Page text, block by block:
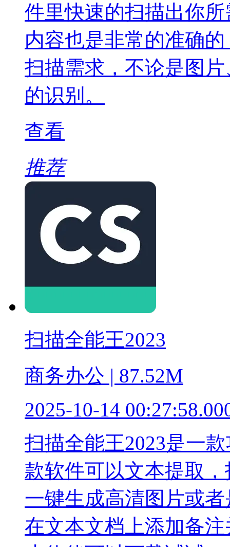
件里快速的扫描出你
内容也是非常的准确
扫描需求，不论是图
的识别。
查看
推荐
扫描全能王2023
商务办公 | 87.52M
2025-10-14
扫描全能王2023是一
款软件可以文本提取
一键生成高清图片或
在文本文档上添加备